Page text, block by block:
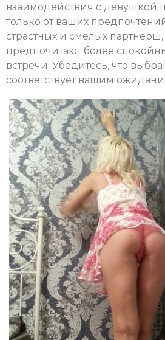
взаимодействия с девушкой
только от ваших
страстных и смелых
предпочитают более
встречи. Убедитесь, что
соответствует вашим